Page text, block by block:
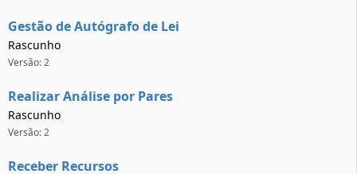
Gestão de Autógrafo de Lei
Rascunho
Versão: 2
Realizar Análise por Pares
Rascunho
Versão: 2
Receber Recursos